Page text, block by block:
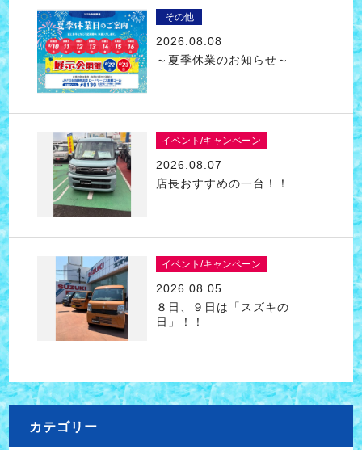
その他
2026.08.08
～夏季休業のお知らせ～
イベント/キャンペーン
2026.08.07
店長おすすめの一台！！
イベント/キャンペーン
2026.08.05
８日、９日は「スズキの
日」！！
カテゴリー